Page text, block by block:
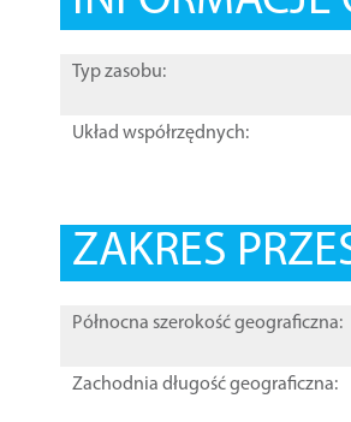
Typ zasobu:
Układ współrzędnych:
ZAKRES
Północna szerokość geograficzna:
Zachodnia długość geograficzna: